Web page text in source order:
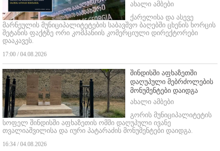
ახალი ამბები
ქარელისა და ასევე
მარნეულის მუნიციპალიტეტების საბავშვო ბაღებში ცხენის ხორცის
შეტანის ფაქტზე ორი კომპანიის კომერციული დირექტორები
დააკავეს.
17:00 / 04.08.2026
შინდისში აფხაზეთში
დაღუპული მებრძოლების
მონუმენტები დაიდგა
ახალი ამბები
გორის მუნიციპალიტეტის
სოფელ შინდისში აფხაზეთის ომში დაღუპული ივანე
თვალიაშვილისა და იური პატარაძის მონუმენტები დაიდგა.
16:34 / 04.08.2026